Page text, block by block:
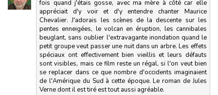
fois quand j'étais gosse, avec ma mère à côté car elle
appréciait d'y voir et d'y entendre chanter Maurice
Chevalier. J'adorais les scènes de la descente sur les
pentes enneigées, le volcan en éruption, les cannibales
beuglant, sans oublier l'extravagante inondation quand le
petit groupe veut passer une nuit dans un arbre. Les effets
spéciaux ont effectivement bien vieillis et leurs défauts
sont visibles, mais ce film reste un régal, si l'on veut bien
se replacer dans ce que nombre d'occidents imaginaient
de l'Amérique du Sud à cette époque. Le roman de Jules
Verne dont il est tiré est tout aussi agréable.